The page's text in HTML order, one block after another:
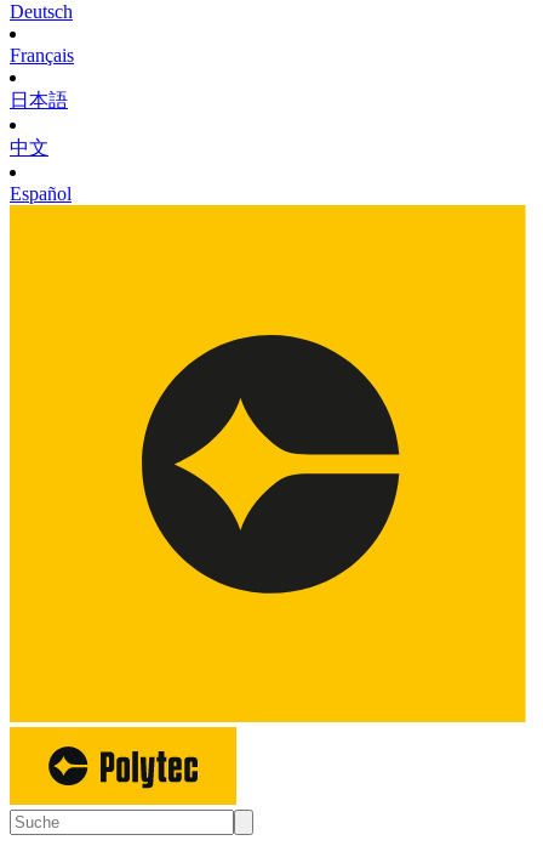
Deutsch
Français
日本語
中文
Español